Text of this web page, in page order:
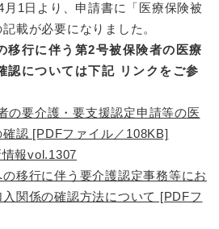
月1日より、申請書に「医療保険被
載が必要になりました。
移行に伴う第2号被保険者の医療
認については下記 リンクをご参
の要介護・要支援認定申請等の医
認 [PDFファイル／108KB]
報vol.1307
の移行に伴う要介護認定事務等にお
関係の確認方法について [PDFフ